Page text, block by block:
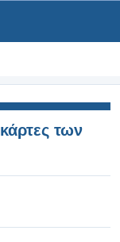
των